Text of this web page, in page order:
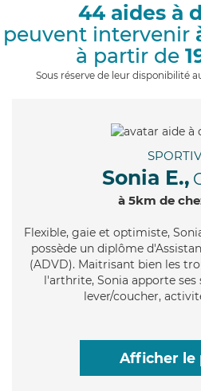
44 aides à
peuvent intervenir
à partir de
Sous réserve de leur disponibilité
Sonia E.,
à 5km de
Flexible, gaie et optimiste,
possède un diplôme
(ADVD). Maitrisant bien les
l'arthrite, Sonia apporte
lever/coucher,
Afficher le